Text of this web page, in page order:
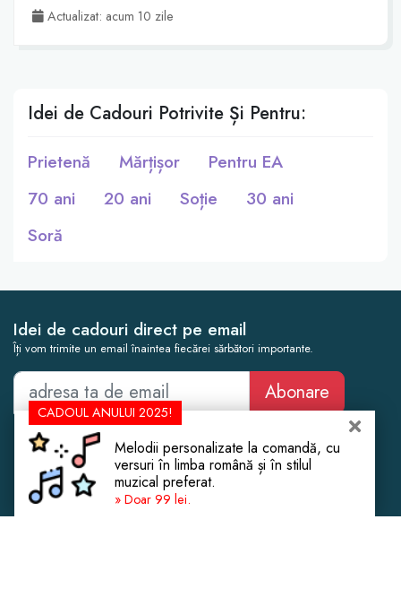
Actualizat: acum 10 zile
Idei de Cadouri Potrivite Și Pentru:
Prietenă Mărțișor
Pentru EA
70 ani
20 ani Soție
30 ani
Soră
Idei de cadouri direct pe email
Îți vom trimite un email înaintea fiecărei sărbători importante.
Abonare
Cadouri Femei
Cadouri Bărbați
Cadouri Copii
Cadouri Experiențe
Botez
Cununie Civilă
CADOUL ANULUI 2025!
Melodii personalizate la comandă, cu
versuri în limba română și în stilul
muzical preferat.
» Doar 99 lei.